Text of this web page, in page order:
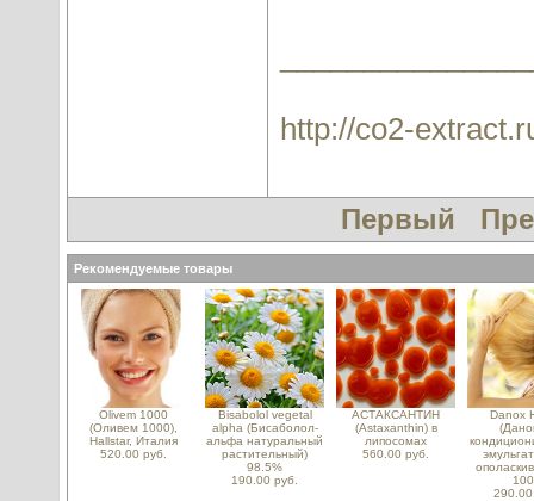
http://co2-
Первый
Рекомендуемые товары
Olivem 1000
(Оливем 1000),
Hallstar, Италия
520.00 руб.
Bisabolol vegetal
alpha (Бисаболол-
альфа натуральный
растительный)
98.5%
190.00 руб.
АСТАКСАНТИН
(Astaxanthin) в
липосомах
560.00 руб.
Danox